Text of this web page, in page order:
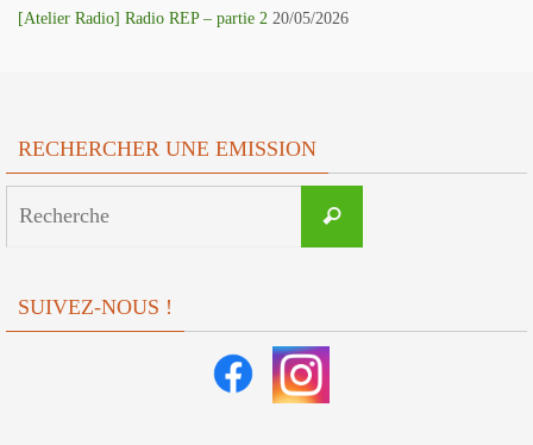
[Atelier Radio] Radio REP – partie 2 20/05/2026
RECHERCHER UNE EMISSION
Recherche
SUIVEZ-NOUS !